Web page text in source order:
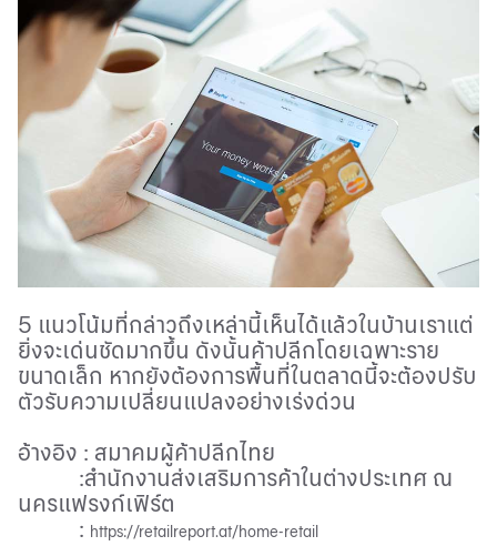
5 แนวโน้มที่กล่าวถึงเหล่านี้เห็นได้แล้วในบ้านเราแต่
ยิ่งจะเด่นชัดมากขึ้น ดังนั้นค้าปลีกโดยเฉพาะราย
ขนาดเล็ก หากยังต้องการพื้นที่ในตลาดนี้จะต้องปรับ
ตัวรับความเปลี่ยนแปลงอย่างเร่งด่วน
อ้างอิง : สมาคมผู้ค้าปลีกไทย
:สำนักงานส่งเสริมการค้าในต่างประเทศ ณ
นครแฟรงก์เฟิร์ต
: https://retailreport.at/home-retail